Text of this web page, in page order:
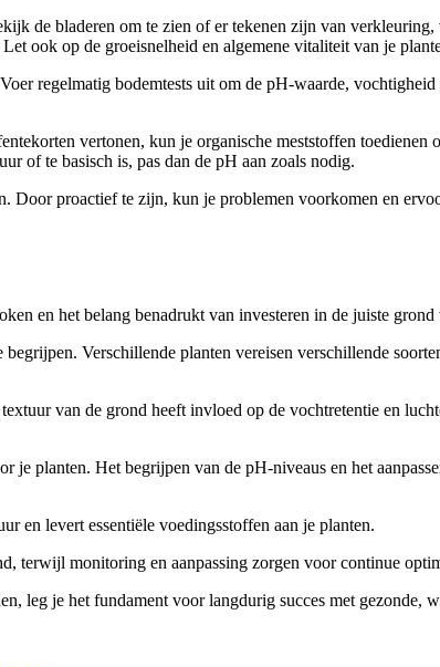
de bladeren om te zien of er tekenen zijn van
ook op de groeisnelheid en algemene vitaliteit van je
regelmatig bodemtests uit om de pH-waarde,
vertonen, kun je organische meststoffen
of te basisch is, pas dan de pH aan zoals nodig.
Door proactief te zijn, kun je problemen voorkomen en
en het belang benadrukt van investeren in de juiste
Verschillende planten vereisen verschillende
van de grond heeft invloed op de vochtretentie en
planten. Het begrijpen van de pH-niveaus en het
en levert essentiële voedingsstoffen aan je planten.
terwijl monitoring en aanpassing zorgen voor continue
leg je het fundament voor langdurig succes met gezonde,